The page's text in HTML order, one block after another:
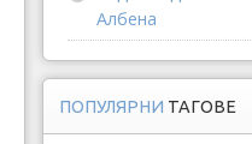
Албена
ПОПУЛЯРНИ ТАГОВЕ